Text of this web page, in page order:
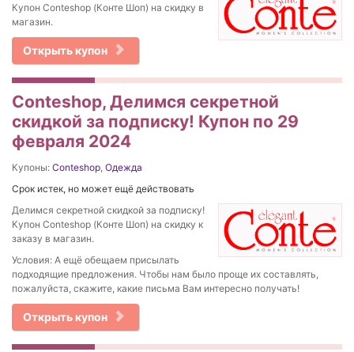
Купон Conteshop (Конте Шоп) на скидку в
магазин.
Открыть купон
Conteshop, Делимся секретной
скидкой за подписку! Купон по 29
февраля 2024
Купоны: Conteshop Одежда
Срок истек, но может ещё действовать
Делимся секретной скидкой за подписку!
Купон Conteshop (Конте Шоп) на скидку к
заказу в магазин.
Условия: А ещё обещаем присылать
подходящие предложения. Чтобы нам было проще их составлять,
пожалуйста, скажите, какие письма Вам интересно получать!
Открыть купон